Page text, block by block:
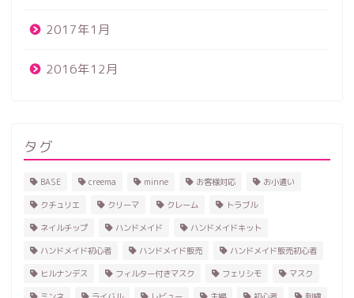
2017年1月
2016年12月
タグ
BASE creema minne お客様対応 お小遣い
クチュリエ クリーマ クレーム トラブル
ネイルチップ ハンドメイド ハンドメイドキット
ハンドメイド初心者 ハンドメイド販売 ハンドメイド販売初心者
ヒルナンデス フィルター付きマスク フェリシモ マスク